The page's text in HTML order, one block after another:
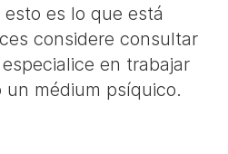
es lo que está
considere consultar
en trabajar
médium psíquico.